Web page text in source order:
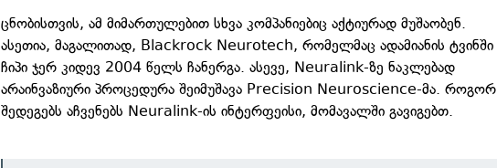
ცნობისთვის, ამ მიმართულებით სხვა კომპანიებიც აქტიურად მუშაობენ.
ასეთია, მაგალითად, Blackrock Neurotech, რომელმაც ადამიანის ტვინში
ჩიპი ჯერ კიდევ 2004 წელს ჩანერგა. ასევე, Neuralink-ზე ნაკლებად
არაინვაზიური პროცედურა შეიმუშავა Precision Neuroscience-მა. როგორ
შედეგებს აჩვენებს Neuralink-ის ინტერფეისი, მომავალში გავიგებთ.